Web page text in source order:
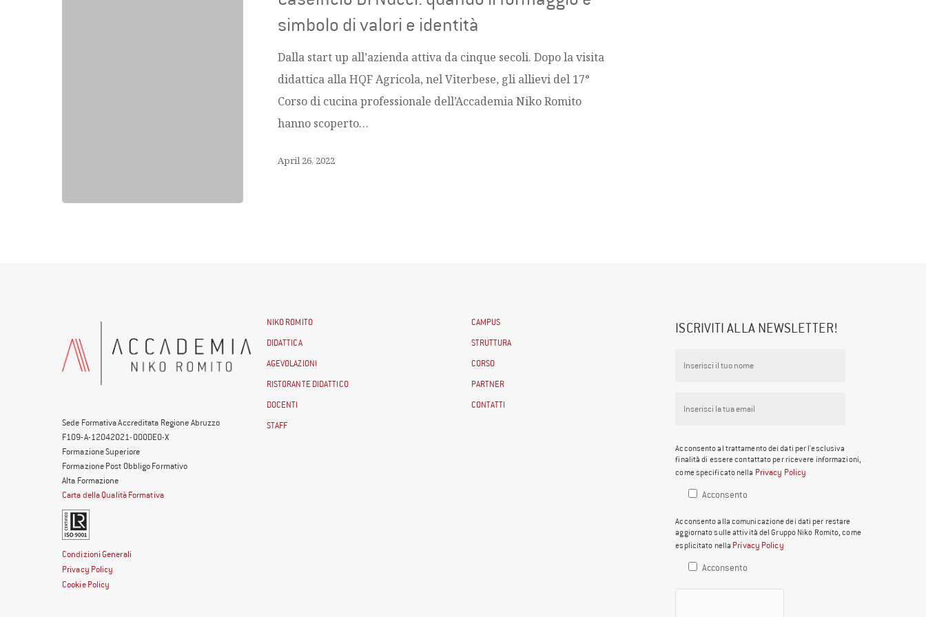
simbolo di valori e identità
Dalla start up all’azienda attiva da cinque secoli. Dopo la visita
didattica alla HQF Agricola, nel Viterbese, gli allievi del 17°
Corso di cucina professionale dell’Accademia Niko Romito
hanno scoperto…
April 26, 2022
Sede Formativa Accreditata Regione Abruzzo
F109-A-12042021-000DE0-X
Formazione Superiore
Formazione Post Obbligo Formativo
Alta Formazione
Carta della Qualità Formativa
Condizioni Generali
Privacy Policy
Cookie Policy
NIKO ROMITO
DIDATTICA
AGEVOLAZIONI
RISTORANTE DIDATTICO
DOCENTI
STAFF
CAMPUS
STRUTTURA
CORSO
PARTNER
CONTATTI
ISCRIVITI ALLA NEWSLETTER!
Acconsento al trattamento dei dati per l'esclusiva
finalità di essere contattato per ricevere informazioni,
come specificato nella Privacy Policy
Acconsento
Acconsento alla comunicazione dei dati per restare
aggiornato sulle attività del Gruppo Niko Romito, come
esplicitato nella Privacy Policy
Acconsento